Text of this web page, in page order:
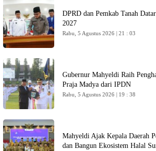
DPRD dan Pemkab Tanah
2027
Rabu, 5 Agustus 2026 | 21 : 03
Gubernur Mahyeldi Raih
Praja Madya dari IPDN
Rabu, 5 Agustus 2026 | 19 : 38
Mahyeldi Ajak Kepala Daerah
dan Bangun Ekosistem Halal